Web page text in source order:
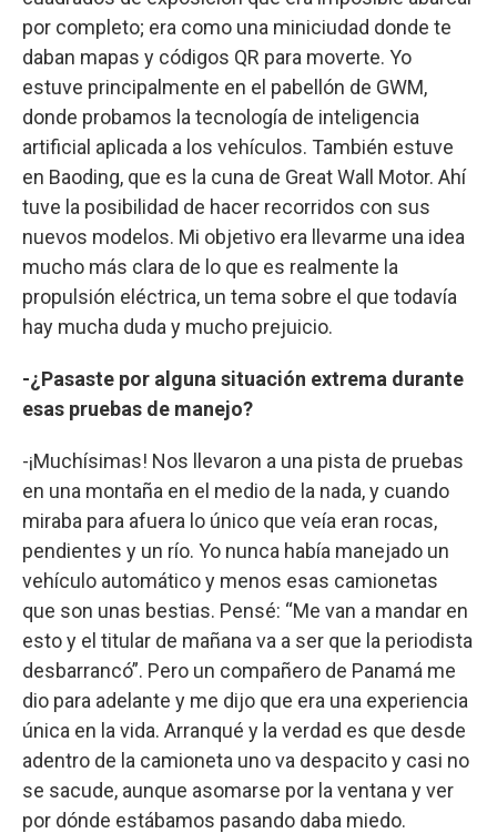
por completo; era como una miniciudad donde te
daban mapas y códigos QR para moverte. Yo
estuve principalmente en el pabellón de GWM,
donde probamos la tecnología de inteligencia
artificial aplicada a los vehículos. También estuve
en Baoding, que es la cuna de Great Wall Motor. Ahí
tuve la posibilidad de hacer recorridos con sus
nuevos modelos. Mi objetivo era llevarme una idea
mucho más clara de lo que es realmente la
propulsión eléctrica, un tema sobre el que todavía
hay mucha duda y mucho prejuicio.
-¿Pasaste por alguna situación extrema durante
esas pruebas de manejo?
-¡Muchísimas! Nos llevaron a una pista de pruebas
en una montaña en el medio de la nada, y cuando
miraba para afuera lo único que veía eran rocas,
pendientes y un río. Yo nunca había manejado un
vehículo automático y menos esas camionetas
que son unas bestias. Pensé: “Me van a mandar en
esto y el titular de mañana va a ser que la periodista
desbarrancó”. Pero un compañero de Panamá me
dio para adelante y me dijo que era una experiencia
única en la vida. Arranqué y la verdad es que desde
adentro de la camioneta uno va despacito y casi no
se sacude, aunque asomarse por la ventana y ver
por dónde estábamos pasando daba miedo.